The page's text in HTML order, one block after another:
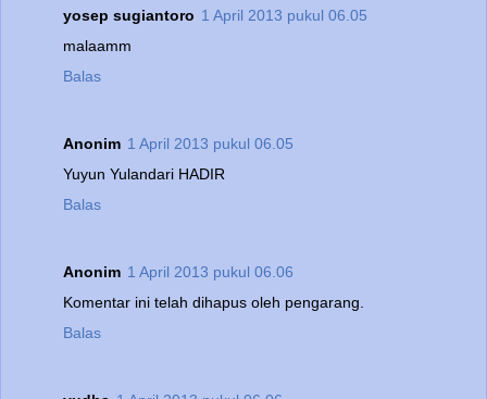
yosep sugiantoro 1 April 2013 pukul 06.05
malaamm
Balas
Anonim 1 April 2013 pukul 06.05
Yuyun Yulandari HADIR
Balas
Anonim 1 April 2013 pukul 06.06
Komentar ini telah dihapus oleh pengarang.
Balas